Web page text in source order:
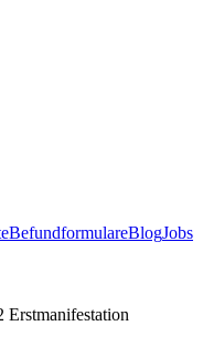
BefundformulareBlogJobs
Erstmanifestation